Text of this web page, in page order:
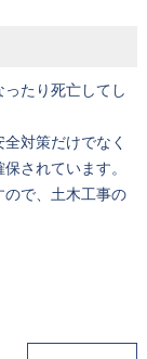
たり死亡してし
対策だけでなく
されています。
ので、土木工事の